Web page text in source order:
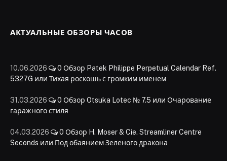
АКТУАЛЬНЫЕ ОБЗОРЫ ЧАСОВ
10.06.2026 0 Обзор Patek Philippe Perpetual Calendar Ref.
5327G или Тихая роскошь с громким именем
31.03.2026 0 Обзор Otsuka Lotec № 7.5 или Очарование
гаражного стиля
04.03.2026 0 Обзор H. Moser & Cie. Streamliner Centre
Seconds или Под обаянием Зеленого дракона